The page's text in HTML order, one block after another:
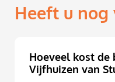
Heeft u nog
Hoeveel kost
Vijfhuizen van